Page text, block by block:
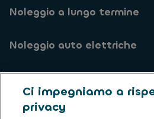
Noleggio a lungo termine
Noleggio auto elettriche
Assistenza Clienti
Ci impegniamo a
privacy